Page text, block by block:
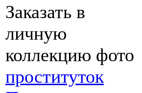
Заказать в
личную
коллекцию фото
проституток